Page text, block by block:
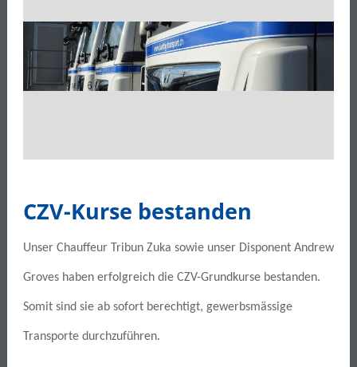
CZV-Kurse bestanden
Unser Chauffeur Tribun Zuka sowie unser Disponent Andrew
Groves haben erfolgreich die CZV-Grundkurse bestanden.
Somit sind sie ab sofort berechtigt, gewerbsmässige
Transporte durchzuführen.
Unser Mitarbeiter Jacek Rogowski hat
erfolgreich die Anhängerprüfung Kat. C/E
wünschen ihm weiterhin gute und unfallfreie
Fahrt.